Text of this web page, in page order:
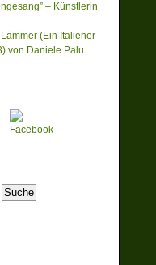
– Künstlerin
(Ein Italiener
von Daniele Palu